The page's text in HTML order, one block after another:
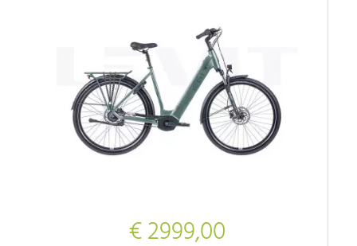
€ 2999,00